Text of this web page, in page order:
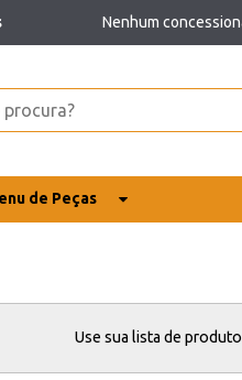
Nenhum
de Peças
Use sua lista de